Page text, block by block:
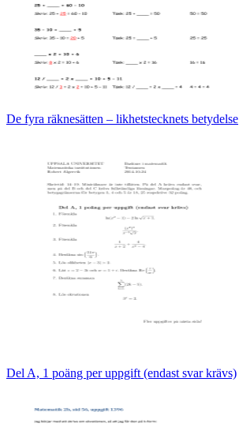
De fyra räknesätten – likhetstecknets betydelse
Del A, 1 poäng per uppgift (endast svar krävs)